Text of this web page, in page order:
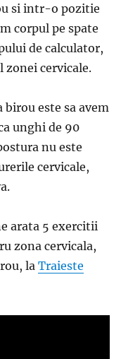
si intr-o pozitie
corpul pe spate
de calculator,
zonei cervicale.
este sa avem
unghi de 90
nu este
cervicale,
arata 5 exercitii
zona cervicala,
la Traieste